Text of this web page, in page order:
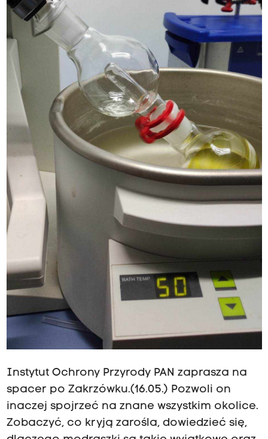
Instytut Ochrony Przyrody PAN zaprasza na
spacer po Zakrzówku.(16.05.) Pozwoli on
inaczej spojrzeć na znane wszystkim okolice.
Zobaczyć, co kryją zarośla, dowiedzieć się,